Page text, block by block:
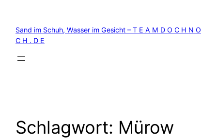
springen
Sand im Schuh, Wasser im Gesicht – T E A M D O C H N O
C H . D E
Schlagwort: Mürow